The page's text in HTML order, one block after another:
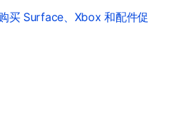
买 Surface、Xbox 和配件促